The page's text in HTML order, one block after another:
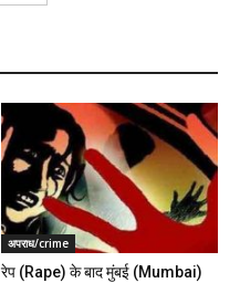
अपराध/crime
रेप (Rape) के बाद मुंबई (Mumbai)